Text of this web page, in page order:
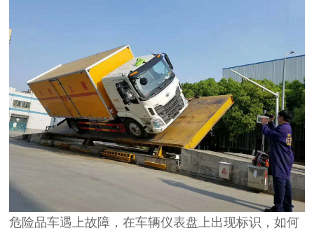
危险品车遇上故障，在车辆仪表盘上出现标识，如何